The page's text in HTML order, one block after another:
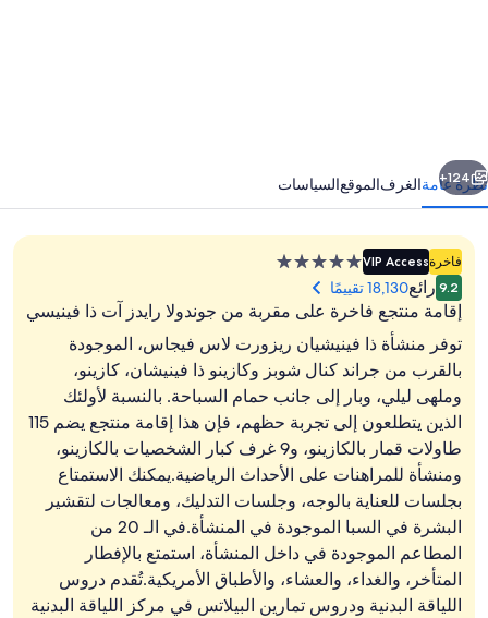
ملاءات من القطن المصري وأغطية
التالي
124+
نظرة عامةالغرفالموقعالسياسات
فاخرةVIP Accessمنشأة
فندقية
مصنفة
5.0
نجوم
9.2 رائع18,130 تقييمًا
إقامة منتجع فاخرة على مقربة من جوندولا رايدز آت ذا فينيسي
توفر منشأة ذا فينيشيان ريزورت لاس فيجاس، الموجودة
بالقرب من جراند كنال شوبز وكازينو ذا فينيشان، كازينو،
وملهى ليلي، وبار إلى جانب حمام السباحة. بالنسبة لأولئك
الذين يتطلعون إلى تجربة حظهم، فإن هذا إقامة منتجع يضم 115
طاولات قمار بالكازينو، و9 غرف كبار الشخصيات بالكازينو،
ومنشأة للمراهنات على الأحداث الرياضية.يمكنك الاستمتاع
بجلسات للعناية بالوجه، وجلسات التدليك، ومعالجات لتقشير
البشرة في السبا الموجودة في المنشأة.في الـ 20 من
المطاعم الموجودة في داخل المنشأة، استمتع بالإفطار
المتأخر، والغداء، والعشاء، والأطباق الأمريكية.تُقدم دروس
اللياقة البدنية ودروس تمارين البيلاتس في مركز اللياقة البدنية